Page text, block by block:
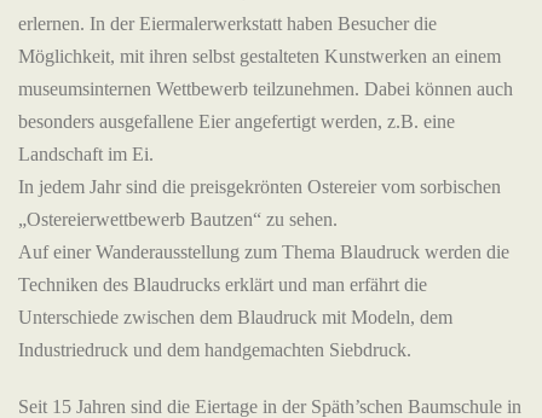
erlernen. In der Eiermalerwerkstatt haben Besucher die
Möglichkeit, mit ihren selbst gestalteten Kunstwerken an einem
museumsinternen Wettbewerb teilzunehmen. Dabei können auch
besonders ausgefallene Eier angefertigt werden, z.B. eine
Landschaft im Ei.
In jedem Jahr sind die preisgekrönten Ostereier vom sorbischen
„Ostereierwettbewerb Bautzen“ zu sehen.
Auf einer Wanderausstellung zum Thema Blaudruck werden die
Techniken des Blaudrucks erklärt und man erfährt die
Unterschiede zwischen dem Blaudruck mit Modeln, dem
Industriedruck und dem handgemachten Siebdruck.
Seit 15 Jahren sind die Eiertage in der Späth’schen Baumschule in